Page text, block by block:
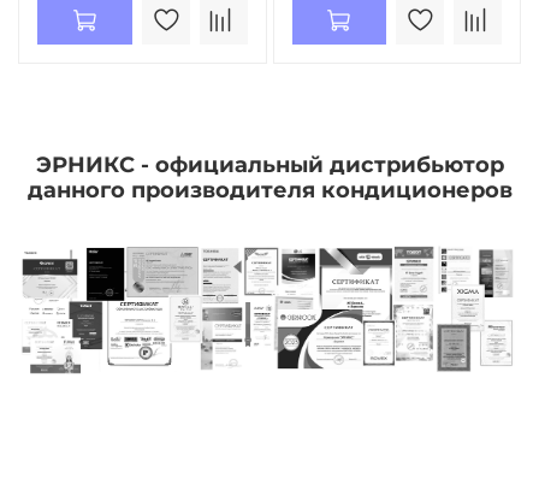
ЭРНИКС - официальный дистрибьютор
данного производителя кондиционеров